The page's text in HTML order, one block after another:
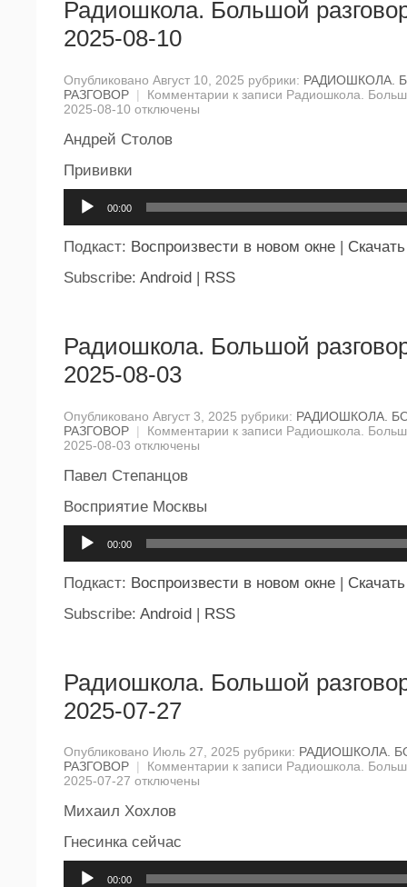
Радиошкола. Большой
2025-08-10
Опубликовано Август 10, 2025 рубрики: РАДИОШКОЛА.
РАЗГОВОР | Комментарии к записи Радиошкола.
2025-08-10 отключены
Андрей Столов
Прививки
00:00
Подкаст: Воспроизвести в новом окне | Скачать
Subscribe: Android | RSS
Радиошкола. Большой
2025-08-03
Опубликовано Август 3, 2025 рубрики: РАДИОШКОЛА.
РАЗГОВОР | Комментарии к записи Радиошкола.
2025-08-03 отключены
Павел Степанцов
Восприятие Москвы
00:00
Подкаст: Воспроизвести в новом окне | Скачать
Subscribe: Android | RSS
Радиошкола. Большой
2025-07-27
Опубликовано Июль 27, 2025 рубрики: РАДИОШКОЛА.
РАЗГОВОР | Комментарии к записи Радиошкола.
2025-07-27 отключены
Михаил Хохлов
Гнесинка сейчас
00:00